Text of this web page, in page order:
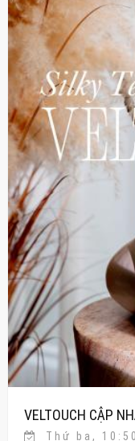
VELTOUCH CẬP
Thứ ba,